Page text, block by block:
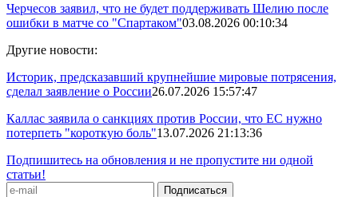
Черчесов заявил, что не будет поддерживать Шелию после
ошибки в матче со "Спартаком"03.08.2026 00:10:34
Другие новости:
Историк, предсказавший крупнейшие мировые потрясения,
сделал заявление о России26.07.2026 15:57:47
Каллас заявила о санкциях против России, что ЕС нужно
потерпеть "короткую боль"13.07.2026 21:13:36
Подпишитесь на обновления и не пропустите ни одной
статьи!